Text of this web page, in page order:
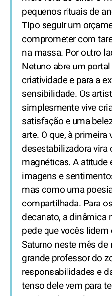
pequenos rituais de
Tipo seguir um
comprometer com
na massa. Por outro
Netuno abre um
criatividade e para a
sensibilidade. Os
simplesmente vive
satisfação e uma
arte. O que, à
desestabilizadora vira
magnéticas. A atitude
imagens e
mas como uma
compartilhada. Para
decanato, a dinâmica
pede que vocês
Saturno neste mês de
grande professor do
responsabilidades e
tenso dele vem para